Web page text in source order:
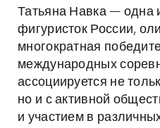
Татьяна Навка — одна
фигуристок России,
многократная
международных
ассоциируется не
но и с активной
и участием в